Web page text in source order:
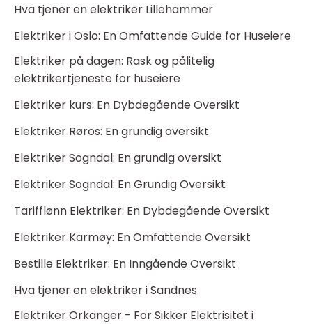
Hva tjener en elektriker Lillehammer
Elektriker i Oslo: En Omfattende Guide for Huseiere
Elektriker på dagen: Rask og pålitelig
elektrikertjeneste for huseiere
Elektriker kurs: En Dybdegående Oversikt
Elektriker Røros: En grundig oversikt
Elektriker Sogndal: En grundig oversikt
Elektriker Sogndal: En Grundig Oversikt
Tarifflønn Elektriker: En Dybdegående Oversikt
Elektriker Karmøy: En Omfattende Oversikt
Bestille Elektriker: En Inngående Oversikt
Hva tjener en elektriker i Sandnes
Elektriker Orkanger - For Sikker Elektrisitet i